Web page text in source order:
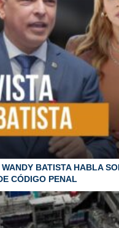
BATISTA HABLA
CÓDIGO PENAL